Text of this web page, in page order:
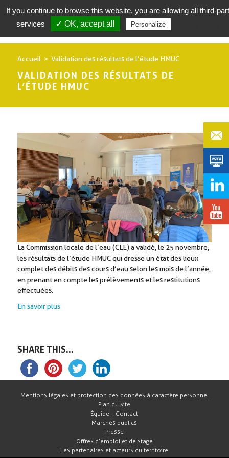
Accueil Validation des résultats de l’étude HMUC
VALIDATION DES RÉSULTATS DE
L’ÉTUDE HMUC
La Commission locale de l’eau (CLE) a validé, le 25 novembre,
les résultats de l’étude HMUC qui dresse un état des lieux
complet des débits des cours d’eau selon les mois de l’année,
en prenant en compte les prélèvements et les restitutions
effectuées.
En savoir plus
SHARE THIS...
Mentions légales et protection des données à caractère personnel
Plan du site
Équipe – Contact
Marchés publics
Presse
Offres d’emploi et de stage
Les partenaires et acteurs du territoire
If you continue to browse this website, you are allowing all third-
services
✓ OK, accept all Personalize